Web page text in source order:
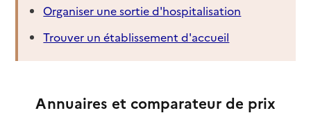
Organiser une sortie d'hospitalisation
Trouver un établissement d'accueil
Annuaires et comparateur de prix